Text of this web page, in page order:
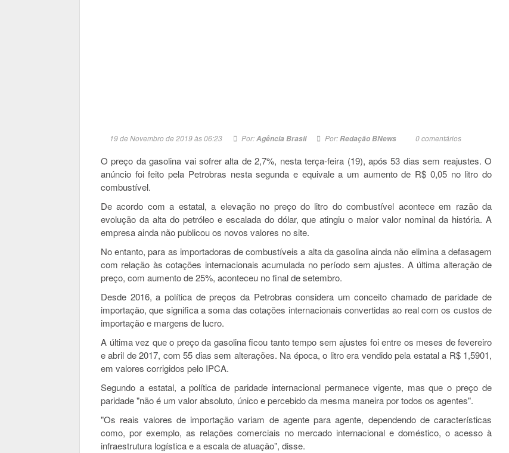
19 de Novembro de 2019 às 06:23 Por:Agência Brasil Por:Redação BNews 0comentários
O preço da gasolina vai sofrer alta de 2,7%, nesta terça-feira (19), após 53 dias sem reajustes. O
anúncio foi feito pela Petrobras nesta segunda e equivale a um aumento de R$ 0,05 no litro do
combustível.
De acordo com a estatal, a elevação no preço do litro do combustível acontece em razão da
evolução da alta do petróleo e escalada do dólar, que atingiu o maior valor nominal da história. A
empresa ainda não publicou os novos valores no site.
No entanto, para as importadoras de combustíveis a alta da gasolina ainda não elimina a defasagem
com relação às cotações internacionais acumulada no período sem ajustes. A última alteração de
preço, com aumento de 25%, aconteceu no final de setembro.
Desde 2016, a política de preços da Petrobras considera um conceito chamado de paridade de
importação, que significa a soma das cotações internacionais convertidas ao real com os custos de
importação e margens de lucro.
A última vez que o preço da gasolina ficou tanto tempo sem ajustes foi entre os meses de fevereiro
e abril de 2017, com 55 dias sem alterações. Na época, o litro era vendido pela estatal a R$ 1,5901,
em valores corrigidos pelo IPCA.
Segundo a estatal, a política de paridade internacional permanece vigente, mas que o preço de
paridade "não é um valor absoluto, único e percebido da mesma maneira por todos os agentes".
"Os reais valores de importação variam de agente para agente, dependendo de características
como, por exemplo, as relações comerciais no mercado internacional e doméstico, o acesso à
infraestrutura logística e a escala de atuação", disse.